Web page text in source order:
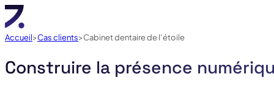
Accueil Cas clients Cabinet dentaire de l’étoile
Construire la présence